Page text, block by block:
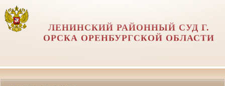
ЛЕНИНСКИЙ РАЙОННЫЙ СУД Г.
ОРСКА ОРЕНБУРГСКОЙ ОБЛАСТИ